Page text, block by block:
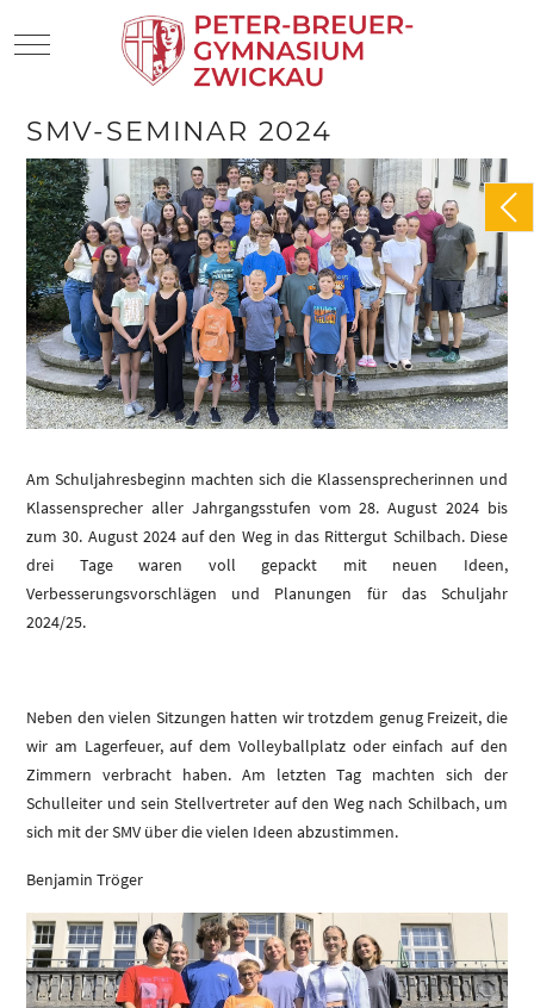
Mobile Menu Toggle
SMV-SEMINAR 2024
Am Schuljahresbeginn machten sich die Klassensprecherinnen und
Klassensprecher aller Jahrgangsstufen vom 28. August 2024 bis
zum 30. August 2024 auf den Weg in das Rittergut Schilbach. Diese
drei Tage waren voll gepackt mit neuen Ideen,
Verbesserungsvorschlägen und Planungen für das Schuljahr
2024/25.
Neben den vielen Sitzungen hatten wir trotzdem genug Freizeit, die
wir am Lagerfeuer, auf dem Volleyballplatz oder einfach auf den
Zimmern verbracht haben. Am letzten Tag machten sich der
Schulleiter und sein Stellvertreter auf den Weg nach Schilbach, um
sich mit der SMV über die vielen Ideen abzustimmen.
Benjamin Tröger